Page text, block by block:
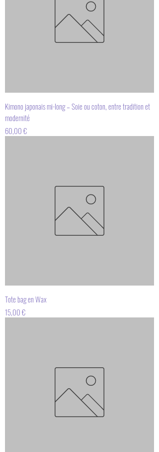
Kimono japonais mi-long – Soie ou coton, entre tradition et
modernité
Prix
60,00 €
Tote bag en Wax
Prix
15,00 €